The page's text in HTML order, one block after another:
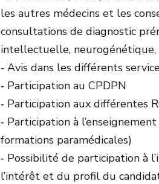
les autres médecins et les
consultations de diagnostic
intellectuelle, neurogénétique,
‐ Avis dans les différents
‐ Participation au CPDPN
‐ Participation aux différentes
‐ Participation à
formations paramédicales)
‐ Possibilité de participation à
l’intérêt et du profil du